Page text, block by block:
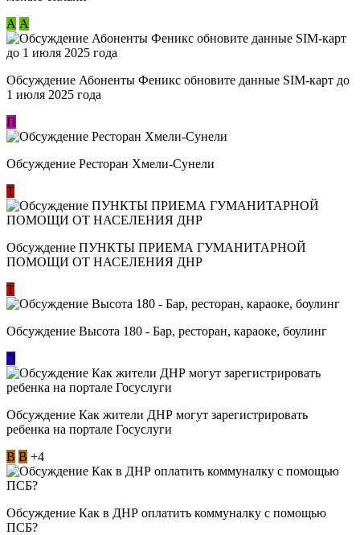
А А
Обсуждение Абоненты Феникс обновите данные SIM-карт до
1 июля 2025 года
П
Обсуждение Ресторан Хмели-Сунели
Т
Обсуждение ​ПУНКТЫ ПРИЕМА ГУМАНИТАРНОЙ
ПОМОЩИ ОТ НАСЕЛЕНИЯ ДНР
Т
Обсуждение Высота 180 - Бар, ресторан, караоке, боулинг
Л
Обсуждение Как жители ДНР могут зарегистрировать
ребенка на портале Госуслуги
В В +4
Обсуждение Как в ДНР оплатить коммуналку с помощью
ПСБ?